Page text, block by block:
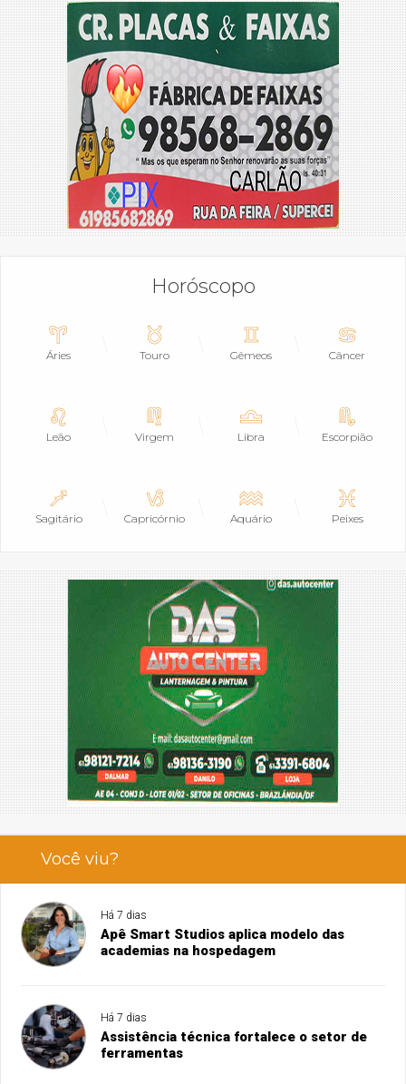
Horóscopo
Áries Touro Gêmeos Câncer
Leão Virgem Libra Escorpião
Sagitário Capricórnio Aquário Peixes
Você viu?
Há 7 dias
Apê Smart Studios aplica modelo das
academias na hospedagem
Há 7 dias
Assistência técnica fortalece o setor de
ferramentas